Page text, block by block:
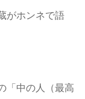
がホンネで語
「中の人（最高